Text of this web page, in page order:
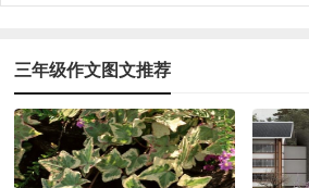
三年级作文图文推荐